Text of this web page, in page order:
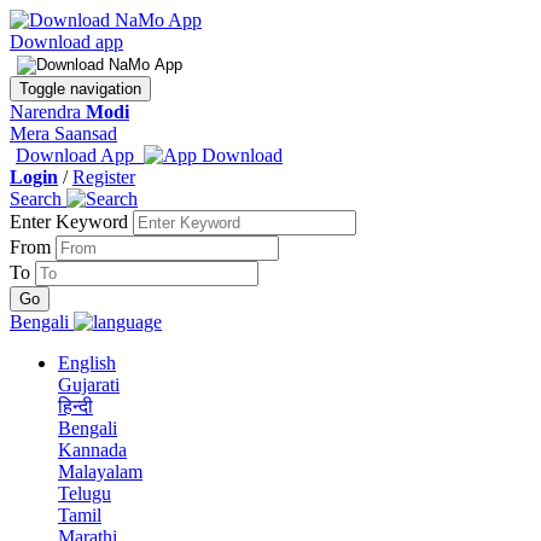
Download app
Toggle navigation
Narendra Modi
Mera Saansad
Download App
Login /Register
Search
Enter Keyword
From
To
Bengali
English
Gujarati
हिन्दी
Bengali
Kannada
Malayalam
Telugu
Tamil
Marathi